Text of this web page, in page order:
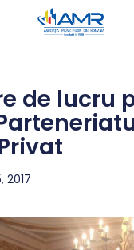
de lucru
2017